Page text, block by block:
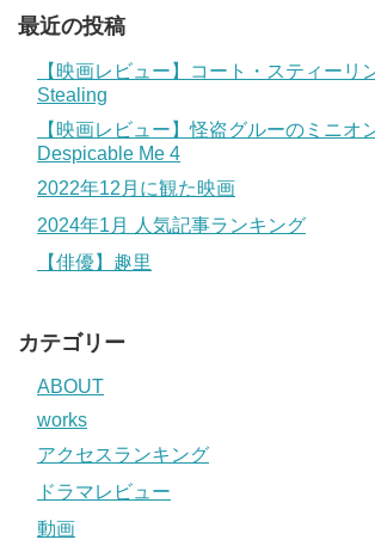
最近の投稿
【映画レビュー】コート・スティーリ
Stealing
【映画レビュー】怪盗グルーのミニオ
Despicable Me 4
2022年12月に観た映画
2024年1月 人気記事ランキング
【俳優】趣里
カテゴリー
ABOUT
works
アクセスランキング
ドラマレビュー
動画